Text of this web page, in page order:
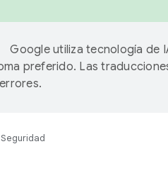
Google utiliza tecnología de
preferido. Las
Seguridad